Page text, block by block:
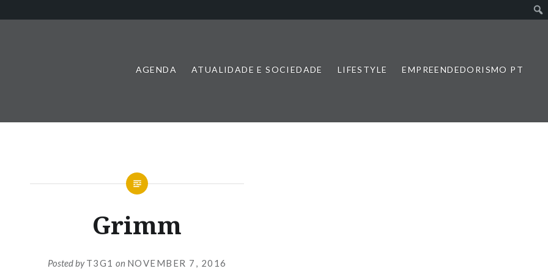
AGENDA ATUALIDADE E SOCIEDADE LIFESTYLE EMPREENDEDORISMO PT
Grimm
Posted byT3G1 on NOVEMBER 7, 2016